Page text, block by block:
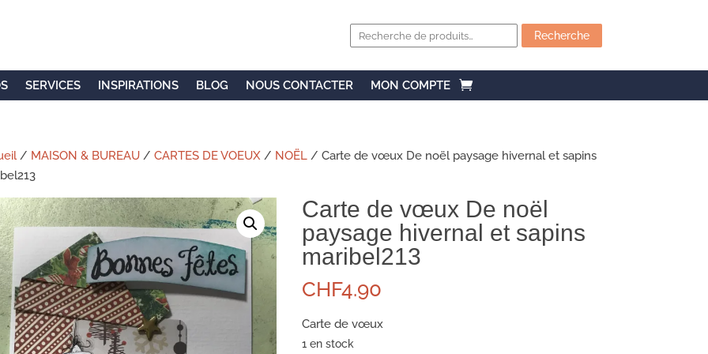
pour :
Recherche
SERVICES INSPIRATIONS BLOG NOUS CONTACTER MON COMPTE
/ MAISON & BUREAU/ CARTES DE VOEUX/ NOËL / Carte de vœux De noël paysage hivernal et sapins
Carte de vœux De noël
paysage hivernal et sapins
maribel213
CHF4.90
Carte de vœux
1 en stock